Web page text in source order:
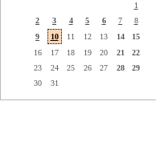
1
2
3 4 5 6 7
8
9
10 11 12 13 14
15
16
17 18 19 20 21
22
23
24 25 26 27 28
29
30
31